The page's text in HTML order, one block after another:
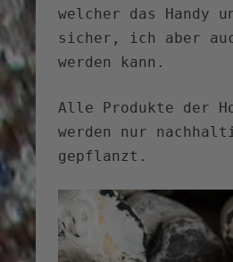
welcher das Handy
sicher, ich aber
werden kann.
Alle Produkte der
werden nur
gepflanzt.